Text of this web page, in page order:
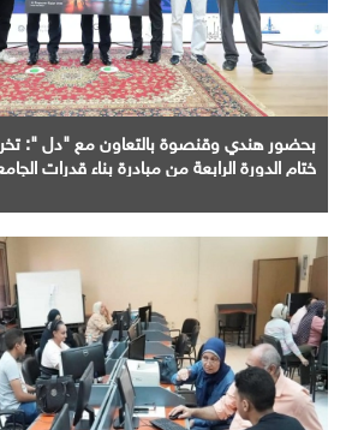
ختام الدورة الرابعة من مبادرة بناء قدرات